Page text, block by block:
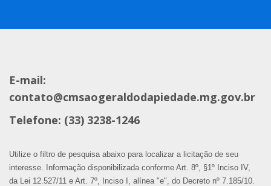
E-mail:
contato@cmsaogeraldodapiedade.mg.gov.br
Telefone: (33) 3238-1246
Utilize o filtro de pesquisa abaixo para localizar a licitação de seu
interesse. Informação disponibilizada conforme Art. 8º, §1º Inciso IV,
da Lei 12.527/11 e Art. 7º, Inciso I, alínea "e", do Decreto nº 7.185/10.